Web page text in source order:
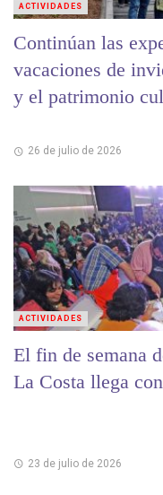
Continúan las
vacaciones de
y el patrimonio
26 de julio de 2026
ACTIVIDADES
El fin de semana
La Costa llega
23 de julio de 2026
ACTIVIDADES